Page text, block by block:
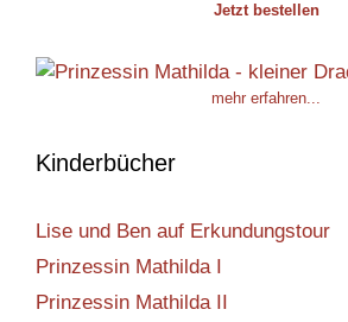
Jetzt bestellen
mehr erfahren...
Kinderbücher
Lise und Ben auf Erkundungstour
Prinzessin Mathilda I
Prinzessin Mathilda II